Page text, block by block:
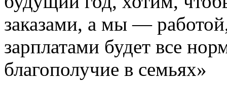
заказами, а мы —
зарплатами будет все
благополучие в семьях»